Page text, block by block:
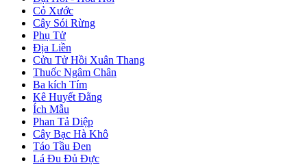
Cỏ Xước
Cây Sói Rừng
Phụ Tử
Địa Liền
Cửu Tử Hồi Xuân Thang
Thuốc Ngâm Chân
Ba kích Tím
Kê Huyết Đằng
Ích Mẫu
Phan Tả Diệp
Cây Bạc Hà Khô
Táo Tầu Đen
Lá Đu Đủ Đực